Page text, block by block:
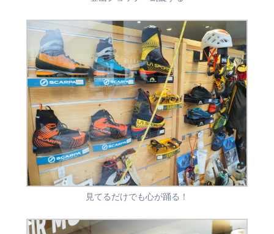
見てるだけでも心が踊る！